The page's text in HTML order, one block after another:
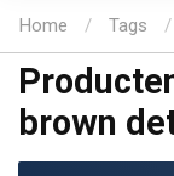
Home / Tags /
brown